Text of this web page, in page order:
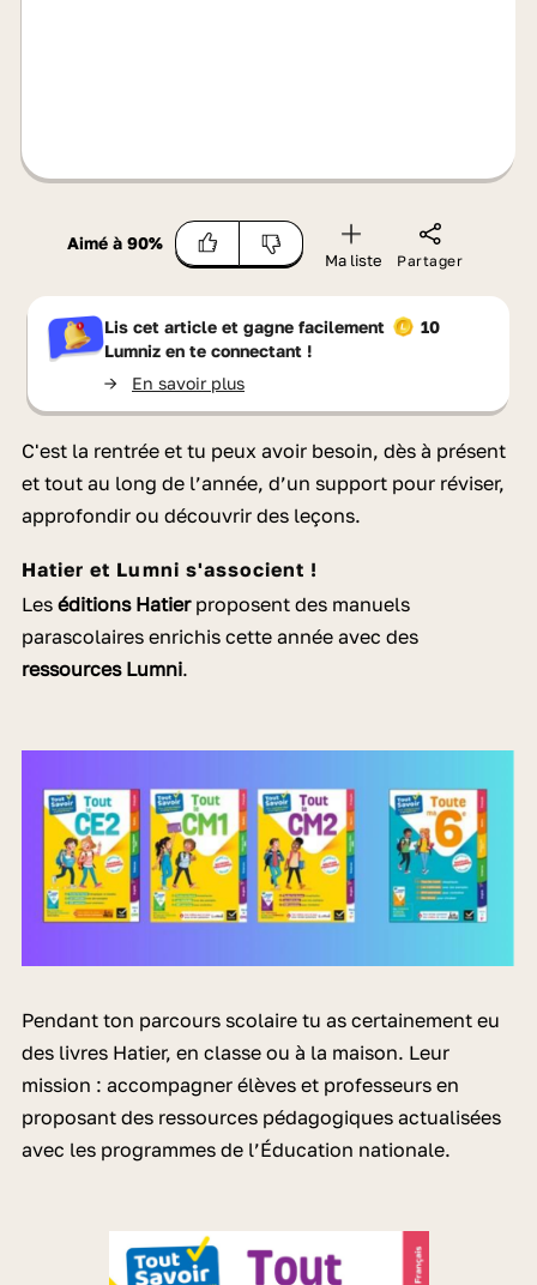
Aimé à 90%
Ma liste Partager
Lis cet article et gagne facilement
10
Lumniz en te connectant !
-> En savoir plus
C'est la rentrée et tu peux avoir besoin, dès à présent
et tout au long de l’année, d’un support pour réviser,
approfondir ou découvrir des leçons.
Hatier et Lumni s'associent !
Les éditions Hatierproposent des manuels
parascolaires enrichis cette année avec des
ressources Lumni.
Pendant ton parcours scolaire tu as certainement eu
des livres Hatier, en classe ou à la maison. Leur
mission : accompagner élèves et professeurs en
proposant des ressources pédagogiques actualisées
avec les programmes de l’Éducation nationale.